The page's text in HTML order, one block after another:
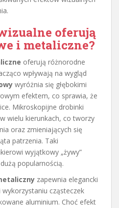
oferują
i metaliczne?
oferują różnorodne
wpływają na wygląd
wyróżnia się głębokimi
efektem, co sprawia, że
Mikroskopijne drobinki
wielu kierunkach, co tworzy
oraz zmieniających się
patrzenia. Taki
wyjątkowy „żywy”
popularnością.
zapewnia elegancki
wykorzystaniu cząsteczek
aluminium. Choć efekt